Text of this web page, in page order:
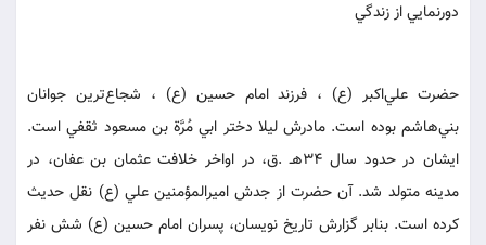
دورنمايي از زندگي
حضرت علي‌اكبر (ع) ، فرزند امام حسين (ع) ، شجاع‌ترين جوانان
بني‌هاشم بوده است. مادرش ليلا دختر ابي مُرَّة بن مسعود ثقفي است.
ايشان در حدود سال 34هـ .ق، در اواخر خلافت عثمان بن عفان، در
مدينه متولد شد. آن حضرت از جدش اميرالمؤمنين علي (ع) نقل حديث
كرده است. بنابر گزارش تاريخ نويسان، پسران امام حسين (ع) شش نفر